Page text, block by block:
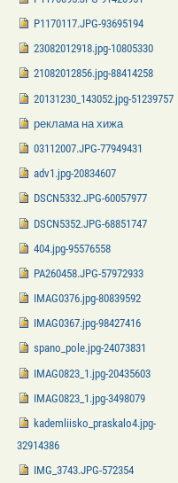
P1170117.JPG-93695194
23082012918.jpg-10805330
21082012856.jpg-88414258
20131230_143052.jpg-51239757
реклама на хижа
03112007.JPG-77949431
adv1.jpg-20834607
DSCN5332.JPG-60057977
DSCN5352.JPG-68851747
404.jpg-95576558
PA260458.JPG-57972933
IMAG0376.jpg-80839592
IMAG0367.jpg-98427416
spano_pole.jpg-24073831
IMAG0823_1.jpg-20435603
IMAG0823_1.jpg-3498079
kademliisko_praskalo4.jpg-
32914386
IMG_3743.JPG-572354